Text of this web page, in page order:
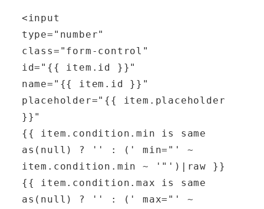
<input
type="number"
class="form-control"
id="{{ item.id }}"
name="{{ item.id }}"
placeholder="{{ item.placeholder
}}"
{{ item.condition.min is same
as(null) ? '' : (' min="' ~
item.condition.min ~ '"')|raw }}
{{ item.condition.max is same
as(null) ? '' : (' max="' ~